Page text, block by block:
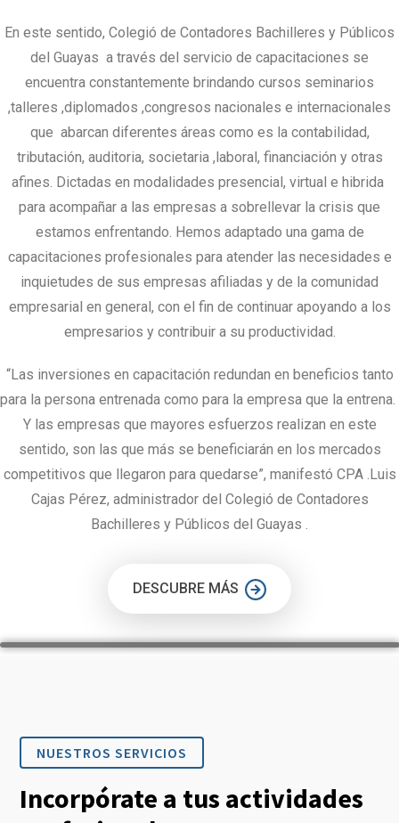
En este sentido, Colegió de Contadores Bachilleres y Públicos
del Guayas a través del servicio de capacitaciones se
encuentra constantemente brindando cursos seminarios
,talleres ,diplomados ,congresos nacionales e internacionales
que abarcan diferentes áreas como es la contabilidad,
tributación, auditoria, societaria ,laboral, financiación y otras
afines. Dictadas en modalidades presencial, virtual e hibrida
para acompañar a las empresas a sobrellevar la crisis que
estamos enfrentando. Hemos adaptado una gama de
capacitaciones profesionales para atender las necesidades e
inquietudes de sus empresas afiliadas y de la comunidad
empresarial en general, con el fin de continuar apoyando a los
empresarios y contribuir a su productividad.
“Las inversiones en capacitación redundan en beneficios tanto
para la persona entrenada como para la empresa que la entrena.
Y las empresas que mayores esfuerzos realizan en este
sentido, son las que más se beneficiarán en los mercados
competitivos que llegaron para quedarse”, manifestó CPA .Luis
Cajas Pérez, administrador del Colegió de Contadores
Bachilleres y Públicos del Guayas .
DESCUBRE MÁS
NUESTROS SERVICIOS
Incorpórate a tus actividades